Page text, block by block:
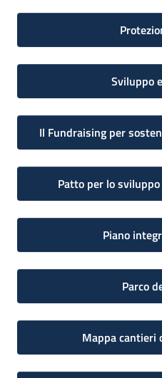
Sviluppo
Il Fundraising per
Patto per lo
Piano
Parco
Mappa cantieri